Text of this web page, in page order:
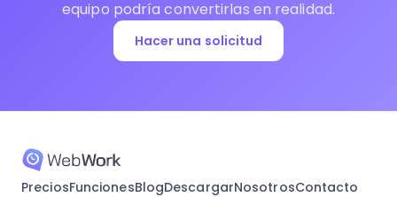
equipo podría convertirlas en realidad.
Hacer una solicitud
PreciosFuncionesBlogDescargarNosotrosContacto